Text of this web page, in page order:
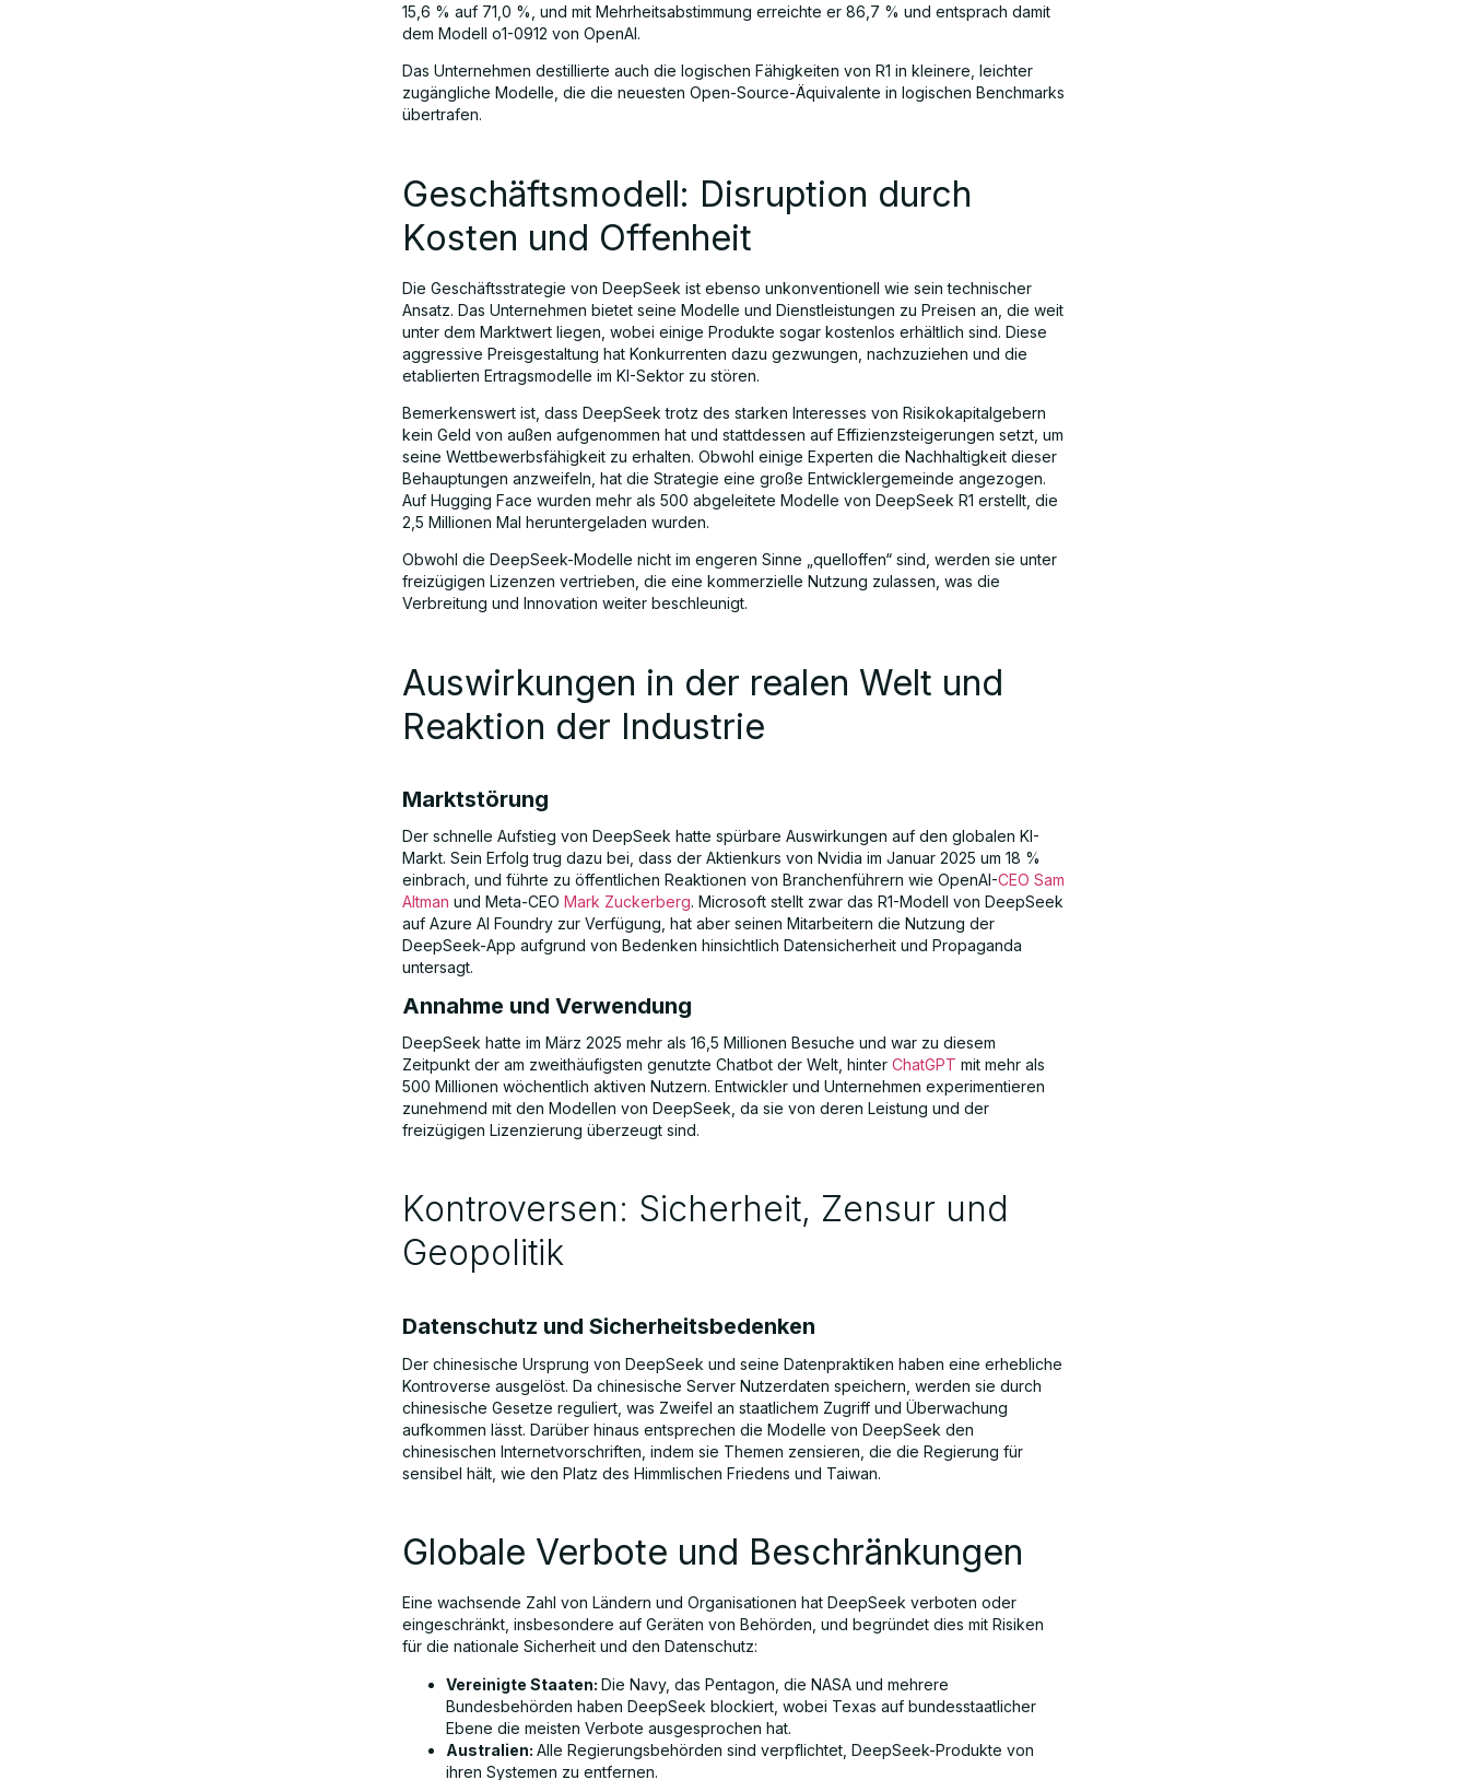
15,6 % auf 71,0 %, und mit Mehrheitsabstimmung erreichte er 86,7 % und entsprach damit
dem Modell o1-0912 von OpenAI.
Das Unternehmen destillierte auch die logischen Fähigkeiten von R1 in kleinere, leichter
zugängliche Modelle, die die neuesten Open-Source-Äquivalente in logischen Benchmarks
übertrafen.
Geschäftsmodell: Disruption durch
Kosten und Offenheit
Die Geschäftsstrategie von DeepSeek ist ebenso unkonventionell wie sein technischer
Ansatz. Das Unternehmen bietet seine Modelle und Dienstleistungen zu Preisen an, die weit
unter dem Marktwert liegen, wobei einige Produkte sogar kostenlos erhältlich sind. Diese
aggressive Preisgestaltung hat Konkurrenten dazu gezwungen, nachzuziehen und die
etablierten Ertragsmodelle im KI-Sektor zu stören.
Bemerkenswert ist, dass DeepSeek trotz des starken Interesses von Risikokapitalgebern
kein Geld von außen aufgenommen hat und stattdessen auf Effizienzsteigerungen setzt, um
seine Wettbewerbsfähigkeit zu erhalten. Obwohl einige Experten die Nachhaltigkeit dieser
Behauptungen anzweifeln, hat die Strategie eine große Entwicklergemeinde angezogen.
Auf Hugging Face wurden mehr als 500 abgeleitete Modelle von DeepSeek R1 erstellt, die
2,5 Millionen Mal heruntergeladen wurden.
Obwohl die DeepSeek-Modelle nicht im engeren Sinne „quelloffen“ sind, werden sie unter
freizügigen Lizenzen vertrieben, die eine kommerzielle Nutzung zulassen, was die
Verbreitung und Innovation weiter beschleunigt.
Auswirkungen in der realen Welt und
Reaktion der Industrie
Marktstörung
Der schnelle Aufstieg von DeepSeek hatte spürbare Auswirkungen auf den globalen KI-
Markt. Sein Erfolg trug dazu bei, dass der Aktienkurs von Nvidia im Januar 2025 um 18 %
einbrach, und führte zu öffentlichen Reaktionen von Branchenführern wie OpenAI-CEO Sam
Altman und Meta-CEO Mark Zuckerberg. Microsoft stellt zwar das R1-Modell von DeepSeek
auf Azure AI Foundry zur Verfügung, hat aber seinen Mitarbeitern die Nutzung der
DeepSeek-App aufgrund von Bedenken hinsichtlich Datensicherheit und Propaganda
untersagt.
Annahme und Verwendung
DeepSeek hatte im März 2025 mehr als 16,5 Millionen Besuche und war zu diesem
Zeitpunkt der am zweithäufigsten genutzte Chatbot der Welt, hinter ChatGPT mit mehr als
500 Millionen wöchentlich aktiven Nutzern. Entwickler und Unternehmen experimentieren
zunehmend mit den Modellen von DeepSeek, da sie von deren Leistung und der
freizügigen Lizenzierung überzeugt sind.
Kontroversen: Sicherheit, Zensur und
Geopolitik
Datenschutz und Sicherheitsbedenken
Der chinesische Ursprung von DeepSeek und seine Datenpraktiken haben eine erhebliche
Kontroverse ausgelöst. Da chinesische Server Nutzerdaten speichern, werden sie durch
chinesische Gesetze reguliert, was Zweifel an staatlichem Zugriff und Überwachung
aufkommen lässt. Darüber hinaus entsprechen die Modelle von DeepSeek den
chinesischen Internetvorschriften, indem sie Themen zensieren, die die Regierung für
sensibel hält, wie den Platz des Himmlischen Friedens und Taiwan.
Globale Verbote und Beschränkungen
Eine wachsende Zahl von Ländern und Organisationen hat DeepSeek verboten oder
eingeschränkt, insbesondere auf Geräten von Behörden, und begründet dies mit Risiken
für die nationale Sicherheit und den Datenschutz:
Vereinigte Staaten: Die Navy, das Pentagon, die NASA und mehrere
Bundesbehörden haben DeepSeek blockiert, wobei Texas auf bundesstaatlicher
Ebene die meisten Verbote ausgesprochen hat.
Australien: Alle Regierungsbehörden sind verpflichtet, DeepSeek-Produkte von
ihren Systemen zu entfernen.